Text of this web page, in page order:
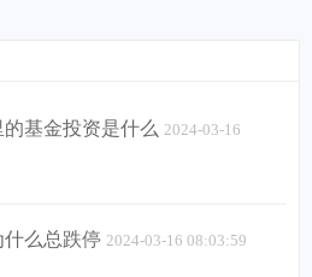
基金投资是什么 2024-03-16
么总跌停 2024-03-16 08:03:59